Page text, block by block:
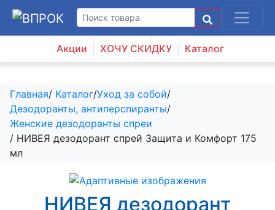
Акции ХОЧУ СКИДКУ Каталог
Главная/ Каталог/Уход за собой/
Дезодоранты, антиперспиранты/
Женские дезодоранты спреи
/ НИВЕЯ дезодорант спрей Защита и Комфорт 175
мл
НИВЕЯ дезодорант